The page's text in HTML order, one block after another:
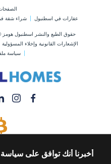
عقارات في اسطنبول
شراء شقة
حقوق الطبع والنشر اسطنبول هومز © 2014-2026. جميع الحقوق
الإشعارات القانونية وإخلاء المسؤولية
سياسة
قم بشراء أي عقار عن
أخبرنا أنك توافق على